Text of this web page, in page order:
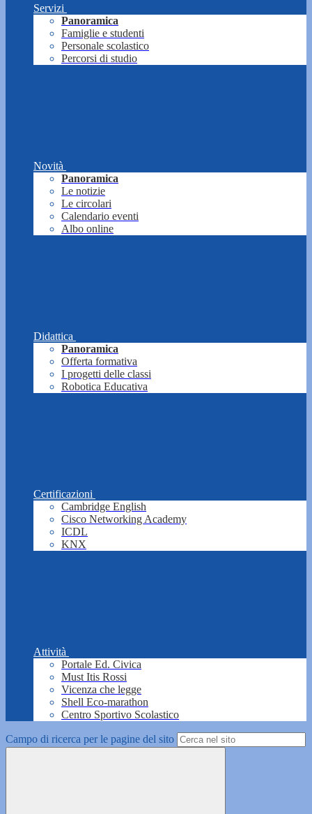
Servizi
Panoramica
Famiglie e studenti
Personale scolastico
Percorsi di studio
Novità
Panoramica
Le notizie
Le circolari
Calendario eventi
Albo online
Didattica
Panoramica
Offerta formativa
I progetti delle classi
Robotica Educativa
Certificazioni
Cambridge English
Cisco Networking Academy
ICDL
KNX
Attività
Portale Ed. Civica
Must Itis Rossi
Vicenza che legge
Shell Eco-marathon
Centro Sportivo Scolastico
Campo di ricerca per le pagine del sito